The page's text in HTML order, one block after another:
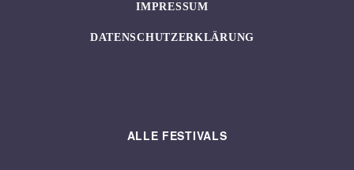
IMPRESSUM
DATENSCHUTZERKLÄRUNG
ALLE FESTIVALS